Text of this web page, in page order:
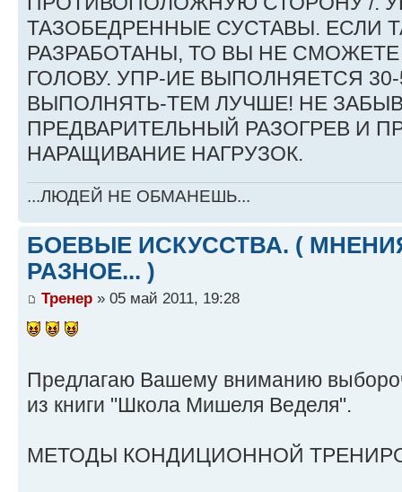
ТАЗОБЕДРЕННЫЕ СУСТАВЫ. ЕСЛИ
РАЗРАБОТАНЫ, ТО ВЫ НЕ
ГОЛОВУ. УПР-ИЕ ВЫПОЛНЯЕТСЯ
ВЫПОЛНЯТЬ-ТЕМ ЛУЧШЕ! НЕ
ПРЕДВАРИТЕЛЬНЫЙ РАЗОГРЕВ И
НАРАЩИВАНИЕ НАГРУЗОК.
...ЛЮДЕЙ НЕ ОБМАНЕШЬ...
БОЕВЫЕ ИСКУССТВА. (
РАЗНОЕ... )
Тренер » 05 май 2011, 19:28
Предлагаю Вашему вниманию
из книги "Школа Мишеля Веделя".
МЕТОДЫ КОНДИЦИОННОЙ